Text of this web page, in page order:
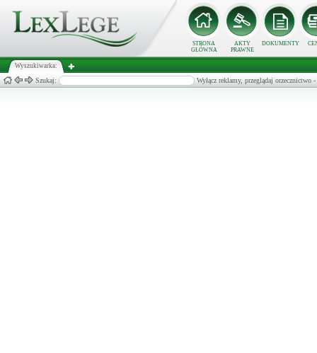
STRONA
GŁÓWNA
AKTY
PRAWNE
DOKUMENTY
Wyszukiwarka:
Szukaj: Wyłącz reklamy, przeglądaj